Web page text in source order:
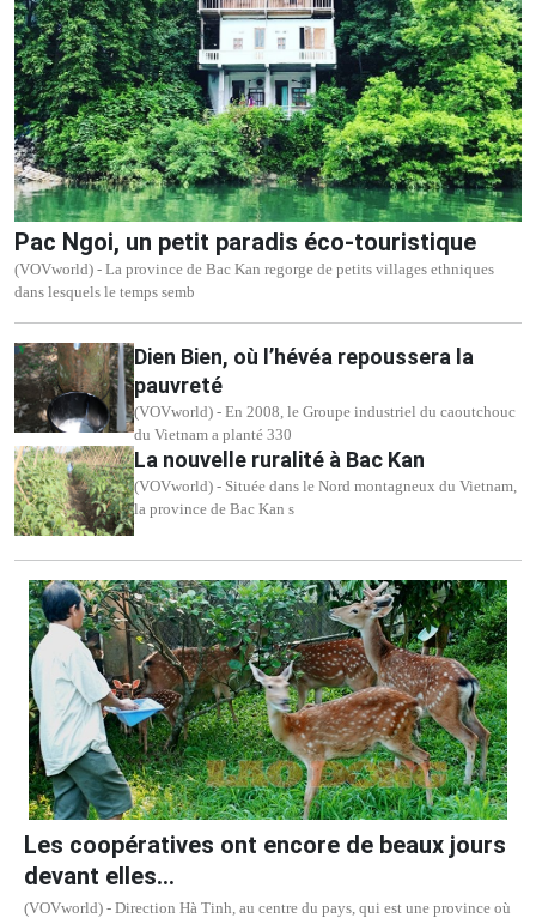
Pac Ngoi, un petit paradis éco-touristique
(VOVworld) - La province de Bac Kan regorge de petits villages ethniques
dans lesquels le temps semb
Dien Bien, où l’hévéa repoussera la
pauvreté
(VOVworld) - En 2008, le Groupe industriel du caoutchouc
du Vietnam a planté 330
La nouvelle ruralité à Bac Kan
(VOVworld) - Située dans le Nord montagneux du Vietnam,
la province de Bac Kan s
Les coopératives ont encore de beaux jours
devant elles...
(VOVworld) - Direction Hà Tinh, au centre du pays, qui est une province où